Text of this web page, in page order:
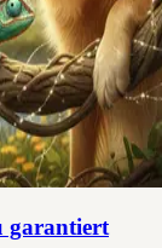
garantiert